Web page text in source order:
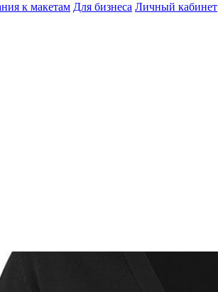
к макетам Для бизнеса Личный кабинет